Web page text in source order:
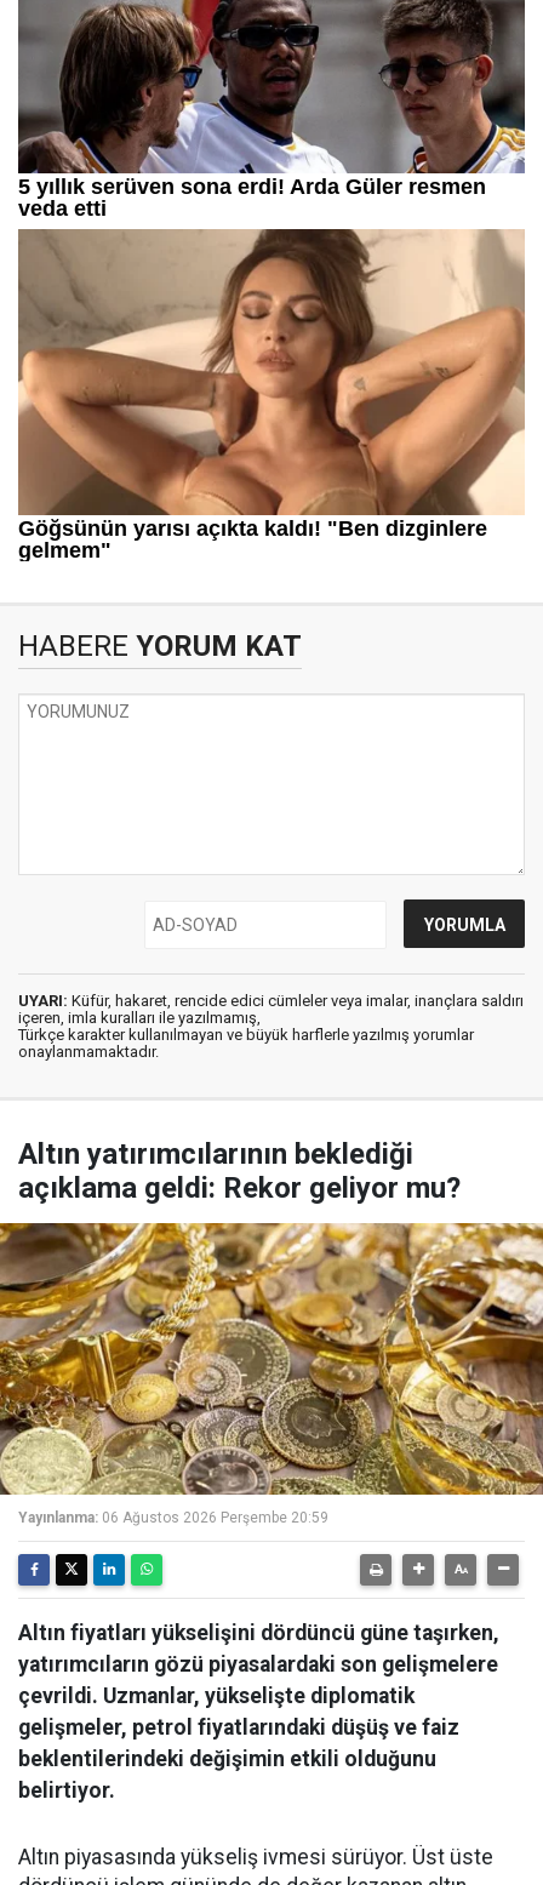
HABERE YORUM KAT
UYARI: Küfür, hakaret, rencide edici cümleler veya imalar, inançlara saldırı
içeren, imla kuralları ile yazılmamış,
Türkçe karakter kullanılmayan ve büyük harflerle yazılmış yorumlar
onaylanmamaktadır.
Altın yatırımcılarının beklediği
açıklama geldi: Rekor geliyor mu?
Yayınlanma: 06 Ağustos 2026 Perşembe 20:59
Altın fiyatları yükselişini dördüncü güne taşırken,
yatırımcıların gözü piyasalardaki son gelişmelere
çevrildi. Uzmanlar, yükselişte diplomatik
gelişmeler, petrol fiyatlarındaki düşüş ve faiz
beklentilerindeki değişimin etkili olduğunu
belirtiyor.
Altın piyasasında yükseliş ivmesi sürüyor. Üst üste